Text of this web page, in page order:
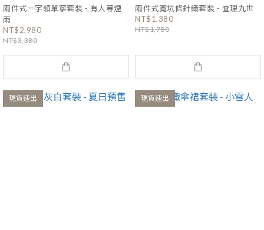
兩件式一字領單寧套裝 - 有人等煙
雨
NT$2,980
NT$3,380
兩件式寬坑條針織套裝 - 查理九世
NT$1,380
NT$1,780
現貨速出 現貨速出